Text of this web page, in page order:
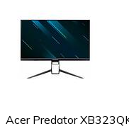
Acer Predator